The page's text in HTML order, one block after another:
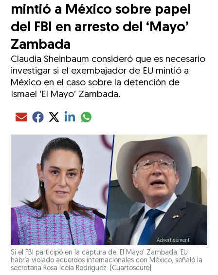
mintió a México sobre papel
del FBI en arresto del ‘Mayo’
Zambada
Claudia Sheinbaum consideró que es necesario
investigar si el exembajador de EU mintió a
México en el caso sobre la detención de
Ismael ‘El Mayo’ Zambada.
Compartir el artículo actual mediante Email
Compartir el artículo actual mediante Facebook
Compartir el artículo actual mediante Twitter
Compartir el artículo actual mediante LinkedIn
Compartir el artículo actual mediante
Si el FBI participó en la captura de 'El Mayo' Zambada, EU
habría violado acuerdos internacionales con México, señaló la
secretaria Rosa Icela Rodríguez.
(Cuartoscuro)